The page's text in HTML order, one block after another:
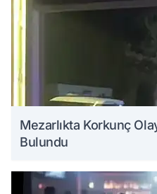
Mezarlıkta Korkunç
Bulundu